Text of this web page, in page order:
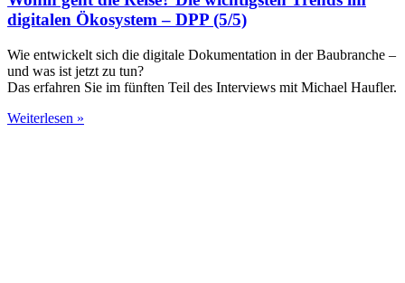
digitalen Ökosystem – DPP (5/5)
Wie entwickelt sich die digitale Dokumentation in der Baubranche –
und was ist jetzt zu tun?
Das erfahren Sie im fünften Teil des Interviews mit Michael Haufler.
Weiterlesen »